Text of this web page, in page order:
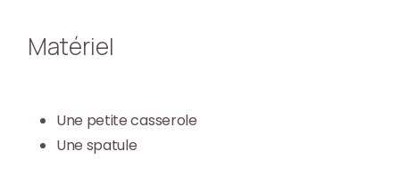
Matériel
Une petite casserole
Une spatule